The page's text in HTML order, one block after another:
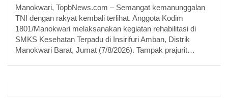
Manokwari, TopbNews.com – Semangat kemanunggalan
TNI dengan rakyat kembali terlihat. Anggota Kodim
1801/Manokwari melaksanakan kegiatan rehabilitasi di
SMKS Kesehatan Terpadu di Insirifuri Amban, Distrik
Manokwari Barat, Jumat (7/8/2026). Tampak prajurit…